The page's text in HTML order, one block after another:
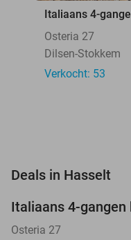
Italiaans 4-
Osteria 27
Dilsen-Stokkem
Verkocht: 53
Deals in Hasselt
TODAY
Italiaans 4-
Osteria 27